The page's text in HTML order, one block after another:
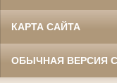
КАРТА САЙТА
ОБЫЧНАЯ ВЕРСИЯ